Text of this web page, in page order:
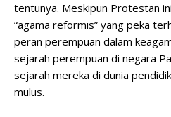
tentunya. Meskipun Protestan
“agama reformis” yang peka
peran perempuan dalam
sejarah perempuan di negara
sejarah mereka di dunia
mulus.